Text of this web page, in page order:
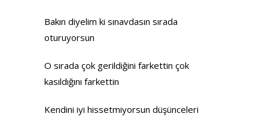
Bakın diyelim ki sınavdasın sırada
oturuyorsun
O sırada çok gerildiğini farkettin çok
kasıldığını farkettin
Kendini iyi hissetmiyorsun düşünceleri